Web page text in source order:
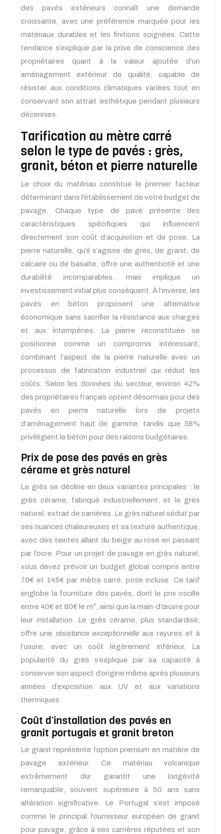
des pavés extérieurs connaît une demande
croissante, avec une préférence marquée pour les
matériaux durables et les finitions soignées. Cette
tendance s’explique par la prise de conscience des
propriétaires quant à la valeur ajoutée d’un
aménagement extérieur de qualité, capable de
résister aux conditions climatiques variées tout en
conservant son attrait esthétique pendant plusieurs
décennies.
Tarification au mètre carré
selon le type de pavés : grès,
granit, béton et pierre naturelle
Le choix du matériau constitue le premier facteur
déterminant dans l’établissement de votre budget de
pavage. Chaque type de pavé présente des
caractéristiques spécifiques qui influencent
directement son coût d’acquisition et de pose. La
pierre naturelle, qu’il s’agisse de grès, de granit, de
calcaire ou de basalte, offre une authenticité et une
durabilité incomparables, mais implique un
investissement initial plus conséquent. À l’inverse, les
pavés en béton proposent une alternative
économique sans sacrifier la résistance aux charges
et aux intempéries. La pierre reconstituée se
positionne comme un compromis intéressant,
combinant l’aspect de la pierre naturelle avec un
processus de fabrication industriel qui réduit les
coûts. Selon les données du secteur, environ 42%
des propriétaires français optent désormais pour des
pavés en pierre naturelle lors de projets
d’aménagement haut de gamme, tandis que 38%
privilégient le béton pour des raisons budgétaires.
Prix de pose des pavés en grès
cérame et grès naturel
Le grès se décline en deux variantes principales : le
grès cérame, fabriqué industriellement, et le grès
naturel, extrait de carrières. Le grès naturel séduit par
ses nuances chaleureuses et sa texture authentique,
avec des teintes allant du beige au rose en passant
par l’ocre. Pour un projet de pavage en grès naturel,
vous devez prévoir un budget global compris entre
70€ et 145€ par mètre carré, pose incluse. Ce tarif
englobe la fourniture des pavés, dont le prix oscille
entre 40€ et 80€ le m², ainsi que la main-d’œuvre pour
leur installation. Le grès cérame, plus standardisé,
offre une résistance exceptionnelleaux rayures et à
l’usure, avec un coût légèrement inférieur. La
popularité du grès s’explique par sa capacité à
conserver son aspect d’origine même après plusieurs
années d’exposition aux UV et aux variations
thermiques.
Coût d’installation des pavés en
granit portugais et granit breton
Le granit représente l’option premium en matière de
pavage extérieur. Ce matériau volcanique
extrêmement dur garantit une longévité
remarquable, souvent supérieure à 50 ans sans
altération significative. Le Portugal s’est imposé
comme le principal fournisseur européen de granit
pour pavage, grâce à ses carrières réputées et son